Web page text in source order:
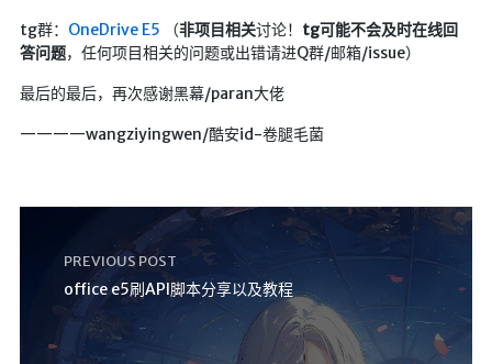
tg群： OneDrive E5 （非项目相关讨论！ tg可能不会及时在线回
答问题，任何项目相关的问题或出错请进Q群/邮箱/issue）
最后的最后，再次感谢黑幕/paran大佬
————wangziyingwen/酷安id-卷腿毛菌
PREVIOUS POST
office e5刷API脚本分享以及教程